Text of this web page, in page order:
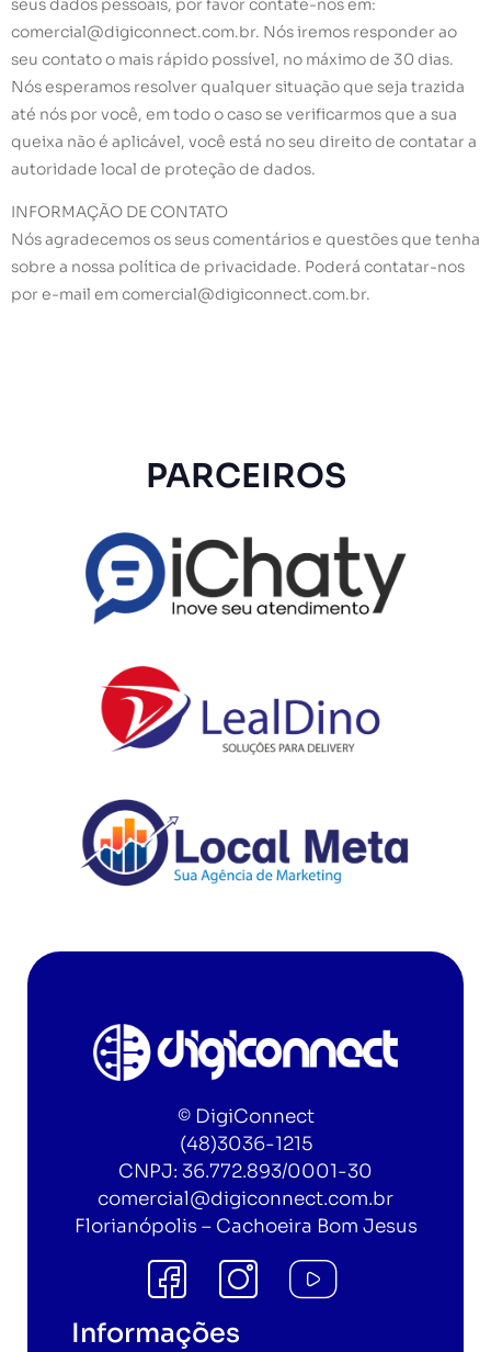
comercial@digiconnect.com.br. Nós iremos responder ao
seu contato o mais rápido possível, no máximo de 30 dias.
Nós esperamos resolver qualquer situação que seja trazida
até nós por você, em todo o caso se verificarmos que a sua
queixa não é aplicável, você está no seu direito de contatar a
autoridade local de proteção de dados.
INFORMAÇÃO DE CONTATO
Nós agradecemos os seus comentários e questões que tenha
sobre a nossa política de privacidade. Poderá contatar-nos
por e-mail emcomercial@digiconnect.com.br.
PARCEIROS
© DigiConnect
(48)3036-1215
CNPJ: 36.772.893/0001-30
comercial@digiconnect.com.br
Florianópolis – Cachoeira Bom Jesus
Informações